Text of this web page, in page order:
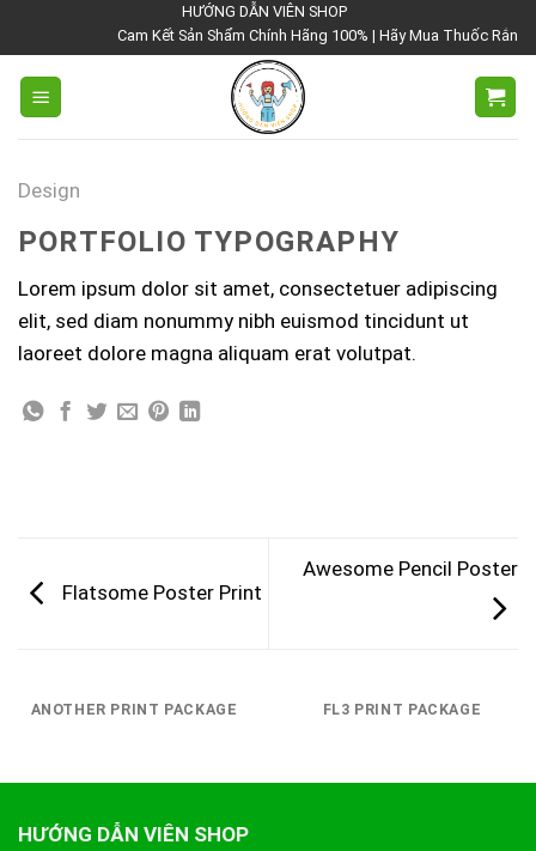
nội
dung
HƯỚNG DẪN VIÊN SHOP
Cam Kết Sản Shẩm Chính Hãng 100% | Hãy Mua Thuốc Rắn
Design
PORTFOLIO TYPOGRAPHY
Lorem ipsum dolor sit amet, consectetuer adipiscing
elit, sed diam nonummy nibh euismod tincidunt ut
laoreet dolore magna aliquam erat volutpat.
Flatsome Poster Print
Awesome Pencil Poster
ANOTHER PRINT PACKAGE FL3 PRINT PACKAGE
HƯỚNG DẪN VIÊN SHOP